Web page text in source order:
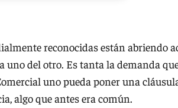
reconocidas están abriendo
uno del otro. Es tanta la demanda
uno pueda poner una
algo que antes era común.